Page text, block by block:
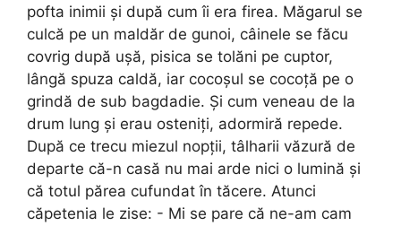
pofta inimii și după cum îi era firea. Măgarul se
culcă pe un maldăr de gunoi, câinele se făcu
covrig după ușă, pisica se tolăni pe cuptor,
lângă spuza caldă, iar cocoșul se cocoță pe o
grindă de sub bagdadie. Și cum veneau de la
drum lung și erau osteniți, adormiră repede.
După ce trecu miezul nopții, tâlharii văzură de
departe că-n casă nu mai arde nici o lumină și
că totul părea cufundat în tăcere. Atunci
căpetenia le zise: - Mi se pare că ne-am cam